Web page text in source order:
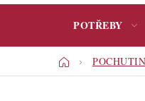
POTŘEBY
Domů